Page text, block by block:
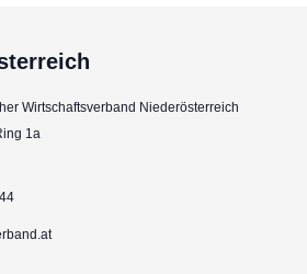
Wirtschaftsverband Niederösterreich
1a